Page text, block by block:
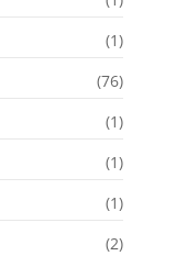
(1)
(76)
(1)
(1)
(1)
(2)